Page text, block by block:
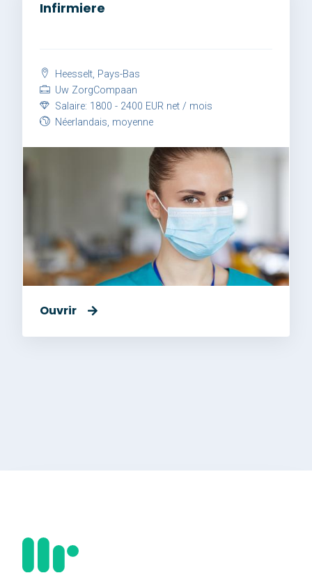
Infirmiere
Heesselt, Pays-Bas
Uw ZorgCompaan
Salaire: 1800 - 2400 EUR net / mois
Néerlandais, moyenne
Ouvrir